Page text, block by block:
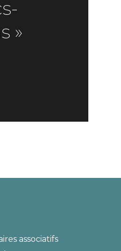
»
et
associatifs